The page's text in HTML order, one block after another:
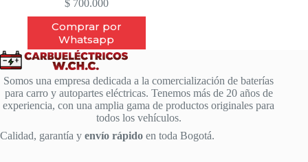
$700.000
Comprar por
Whatsapp
Somos una empresa dedicada a la comercialización de baterías
para carro y autopartes eléctricas. Tenemos más de 20 años de
experiencia, con una amplia gama de productos originales para
todos los vehículos.
Calidad, garantía y envío rápido en toda Bogotá.